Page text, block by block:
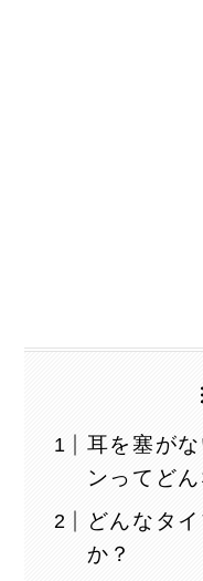
耳を塞が
ンってど
どんなタ
か？